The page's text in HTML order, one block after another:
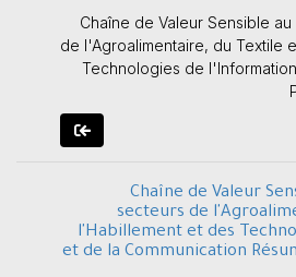
Chaîne de Valeur Sensible
de l'Agroalimentaire, du Textile
Technologies de
Chaîne de Valeur
secteurs de
l'Habillement et des
et de la Communication